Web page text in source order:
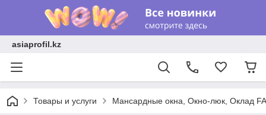
asiaprofil.kz
Товары и услуги Мансардные окна, Окно-люк, Оклад